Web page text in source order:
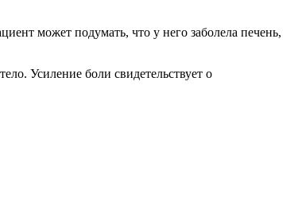
может подумать, что у него заболела печень,
Усиление боли свидетельствует о